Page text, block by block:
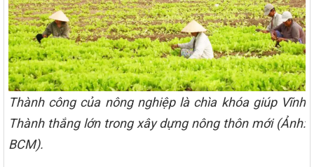
Thành công của nông nghiệp là chìa khóa giúp Vĩnh
Thành thắng lớn trong xây dựng nông thôn mới (Ảnh:
BCM).